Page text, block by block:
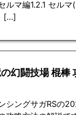
ルマ編1.2.1 セル
[…]
幻闘技場 棍棒
シングサガRSの